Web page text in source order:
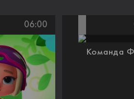
06:00
Команда